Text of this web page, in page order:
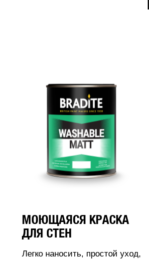
МОЮЩАЯСЯ КРАСКА
ДЛЯ СТЕН
Легко наносить, простой уход,